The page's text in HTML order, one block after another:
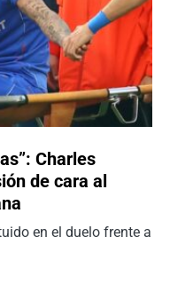
Charles
de cara al
en el duelo frente a